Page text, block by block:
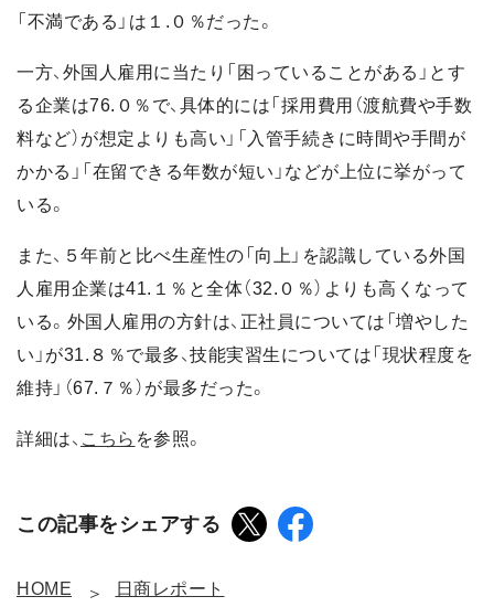
「不満である」は１.０％だった。
一方、外国人雇用に当たり「困っていることがある」とす
る企業は76.０％で、具体的には「採用費用（渡航費や手数
料など）が想定よりも高い」「入管手続きに時間や手間が
かかる」「在留できる年数が短い」などが上位に挙がって
いる。
また、５年前と比べ生産性の「向上」を認識している外国
人雇用企業は41.１％と全体（32.０％）よりも高くなって
いる。外国人雇用の方針は、正社員については「増やした
い」が31.８％で最多、技能実習生については「現状程度を
維持」（67.７％）が最多だった。
詳細は、 こちら を参照。
この記事をシェアする
HOME 日商レポート